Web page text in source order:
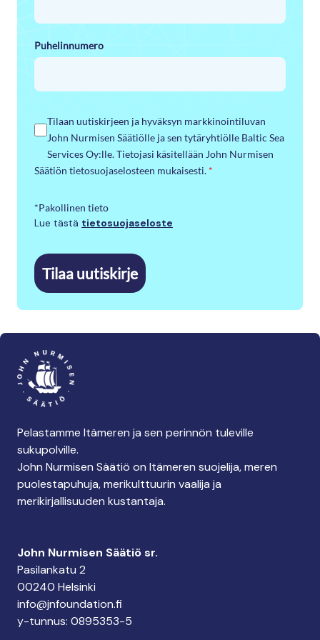
Puhelinnumero
Tilaan uutiskirjeen ja hyväksyn markkinointiluvan
John Nurmisen Säätiölle ja sen tytäryhtiölle Baltic Sea
Services Oy:lle. Tietojasi käsitellään John Nurmisen
Säätiön tietosuojaselosteen mukaisesti. *
*Pakollinen tieto
Lue tästä tietosuojaseloste
Tilaa uutiskirje
Pelastamme Itämeren ja sen perinnön tuleville
sukupolville.
John Nurmisen Säätiö on Itämeren suojelija, meren
puolestapuhuja, merikulttuurin vaalija ja
merikirjallisuuden kustantaja.
John Nurmisen Säätiö sr.
Pasilankatu 2
00240 Helsinki
info@jnfoundation.fi
y-tunnus: 0895353-5